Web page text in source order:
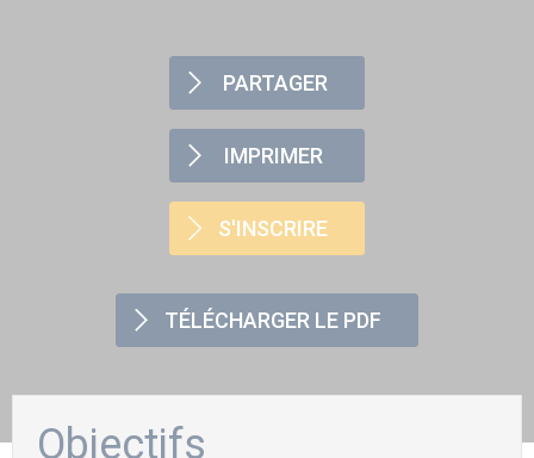
PARTAGER
IMPRIMER
S'INSCRIRE
TÉLÉCHARGER LE PDF
Objectifs